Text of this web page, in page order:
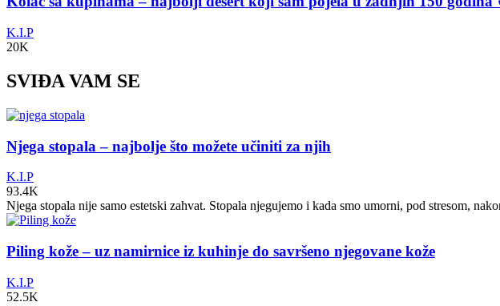
K.I.P
20K
SVIĐA VAM SE
Njega stopala – najbolje što možete učiniti za njih
K.I.P
93.4K
Njega stopala nije samo estetski zahvat. Stopala njegujemo i kada smo umorni, pod stresom,
Piling kože – uz namirnice iz kuhinje do savršeno njegovane kože
K.I.P
52.5K